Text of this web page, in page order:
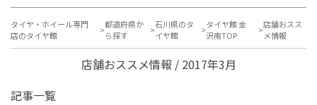
タイヤ・ホイール専門
店のタイヤ館
都道府県か
ら探す
石川県のタ
イヤ館
タイヤ館 金
沢南TOP
店舗おスス
メ情報
店舗おススメ情報 / 2017年3月
記事一覧